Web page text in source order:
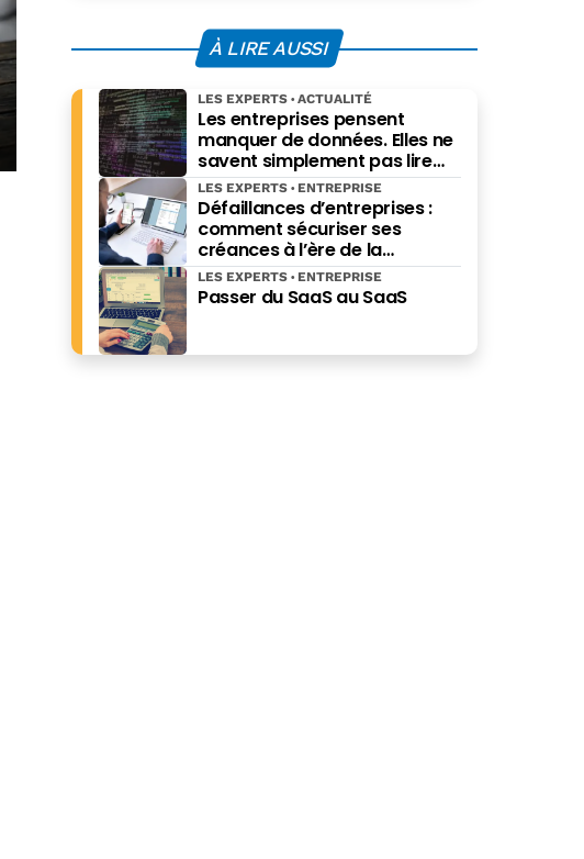
À LIRE AUSSI
Les entreprises pensent
manquer de données. Elles ne
savent simplement pas lire
celles qu’elles possèdent déjà.
LES EXPERTS ACTUALITÉ
Défaillances d’entreprises :
comment sécuriser ses
créances à l’ère de la
facturation électronique ?
LES EXPERTS ENTREPRISE
Passer du SaaS au SaaS
LES EXPERTS ENTREPRISE